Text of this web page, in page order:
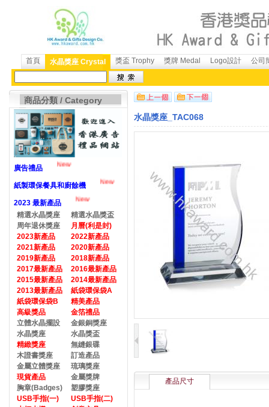
首頁 水晶獎座 Crystal 獎盃 Trophy 獎牌 Medal Logo設計 公司
商品分類 / Category
廣告禮品 New
紙製環保餐具和廚餘機 New
2023 最新產品
New
精選水晶獎座
精選水晶獎盃
周年退休獎座
月曆(利是封)
2023新產品
2022新產品
2021新產品
2020新產品
2019新產品
2018新產品
2017最新產品
2016最新產品
2015最新產品
2014最新產品
2013最新產品
紙袋環保袋A
紙袋環保袋B
精美產品
高級獎品
金箔禮品
立體水晶擺設
金銀銅獎座
水晶獎座
水晶獎盃
精緻獎座
無縫銀碟
木證書獎座
訂造產品
金屬立體獎座
琉璃獎座
現貨產品
金屬獎牌
胸章(Badges)
塑膠獎座
USB手指(一)
USB手指(二)
水晶獎座_TAC068
產品尺寸